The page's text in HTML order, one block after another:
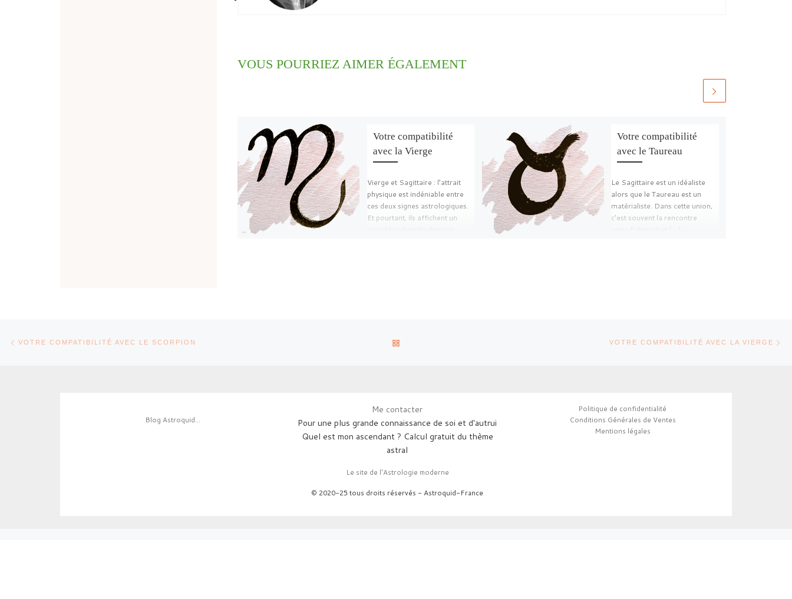
VOUS POURRIEZ AIMER ÉGALEMENT
Votre compatibilité
avec la Vierge
Vierge et Sagittaire : l’attrait
physique est indéniable entre
ces deux signes astrologiques.
Et pourtant, ils affichent un
Votre compatibilité
avec le Taureau
Le Sagittaire est un idéaliste
alors que le Taureau est un
matérialiste. Dans cette union,
c’est souvent la rencontre
Parcourir les articles
VOTRE COMPATIBILITÉ AVEC LE SCORPION VOTRE COMPATIBILITÉ AVEC LA VIERGE
Blog Astroquid...
Me contacter
Pour une plus grande connaissance de soi et d'autrui
Quel est mon ascendant ? Calcul gratuit du thème
astral
Le site de l'Astrologie moderne
© 2020-25 tous droits réservés - Astroquid-France
Politique de confidentialité
Conditions Générales de Ventes
Mentions légales